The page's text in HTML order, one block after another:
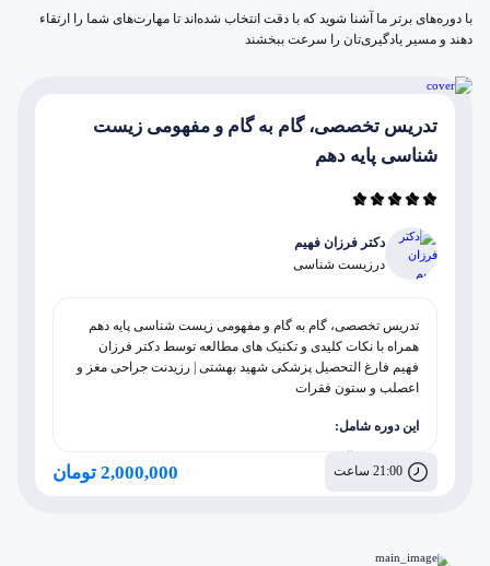
با دوره‌های برتر ما آشنا شوید که با دقت انتخاب شده‌اند تا مهارت‌های شما را ارتقاء
دهند و مسیر یادگیری‌تان را سرعت ببخشند
تدریس تخصصی، گام به گام و مفهومی زیست
شناسی پایه دهم
دکتر فرزان فهیم
در زیست شناسی
تدریس تخصصی، گام به گام و مفهومی زیست شناسی پایه دهم
همراه با نکات کلیدی و تکنیک های مطالعه توسط دکتر فرزان
فهیم فارغ التحصیل پزشکی شهید بهشتی | رزیدنت جراحی مغز و
اعصلب و ستون فقرات
این دوره شامل:
پکیج گیاهی
21:00 ساعت 2,000,000 تومان